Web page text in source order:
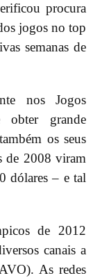
procura
jogos no top
semanas de
nos Jogos
grande
os seus
de 2008 viram
dólares – e tal
de 2012
canais a
As redes